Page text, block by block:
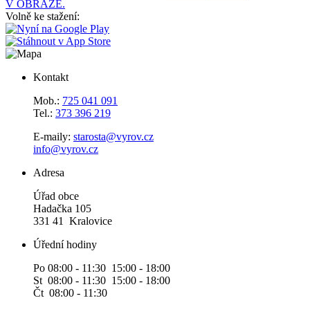
V OBRAZE.
Volně ke stažení:
Kontakt
Mob.: 725 041 091
Tel.: 373 396 219
E-maily: starosta@vyrov.cz
info@vyrov.cz
Adresa
Úřad obce
Hadačka 105
331 41 Kralovice
Úřední hodiny
Po 08:00 - 11:30 15:00 - 18:00
St 08:00 - 11:30 15:00 - 18:00
Čt 08:00 - 11:30